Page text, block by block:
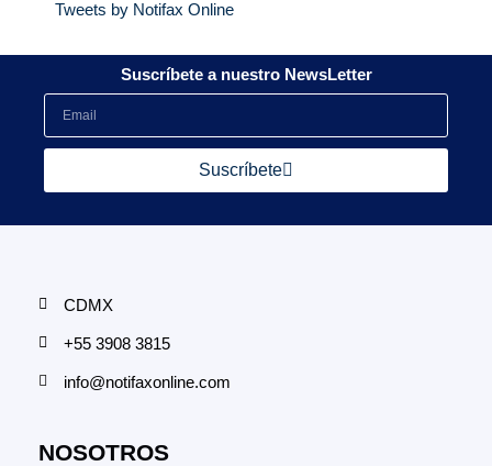
Tweets by Notifax Online
Suscríbete a nuestro NewsLetter
Suscríbete
CDMX
+55 3908 3815
info@notifaxonline.com
NOSOTROS